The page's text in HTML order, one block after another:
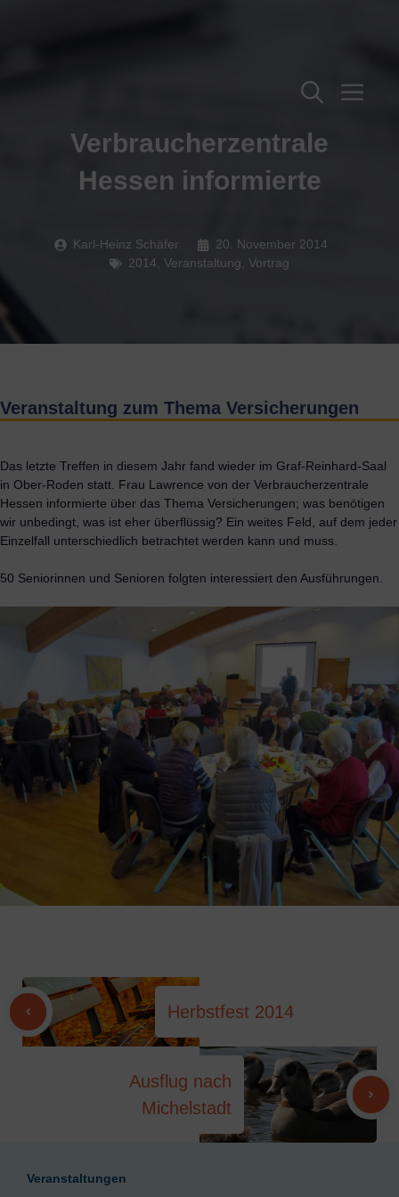
Verbraucherzentrale
Hessen informierte
Karl-Heinz Schäfer
20. November 2014
2014 Veranstaltung Vortrag
Veranstaltung zum Thema Versicherungen
Das letzte Treffen in diesem Jahr fand wieder im Graf-Reinhard-Saal
in Ober-Roden statt. Frau Lawrence von der Verbraucherzentrale
Hessen informierte über das Thema Versicherungen; was benötigen
wir unbedingt, was ist eher überflüssig? Ein weites Feld, auf dem jeder
Einzelfall unterschiedlich betrachtet werden kann und muss.
50 Seniorinnen und Senioren folgten interessiert den Ausführungen.
Herbstfest 2014
Ausflug nach
Michelstadt
Veranstaltungen